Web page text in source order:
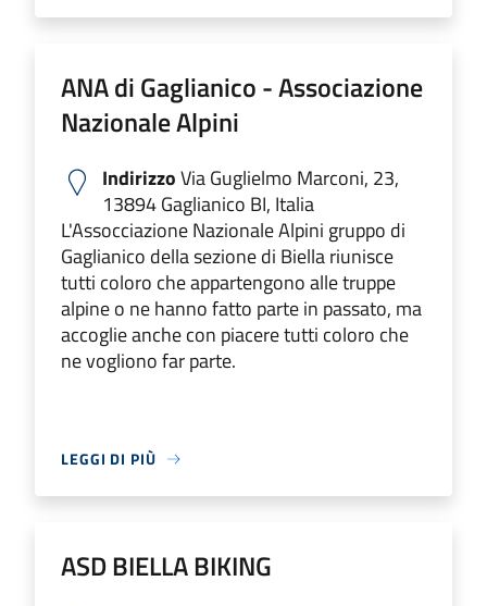
ANA di Gaglianico - Associazione
Nazionale Alpini
IndirizzoVia Guglielmo Marconi, 23,
13894 Gaglianico BI, Italia
L'Assocciazione Nazionale Alpini gruppo di
Gaglianico della sezione di Biella riunisce
tutti coloro che appartengono alle truppe
alpine o ne hanno fatto parte in passato, ma
accoglie anche con piacere tutti coloro che
ne vogliono far parte.
LEGGI DI PIÙ
ASD BIELLA BIKING